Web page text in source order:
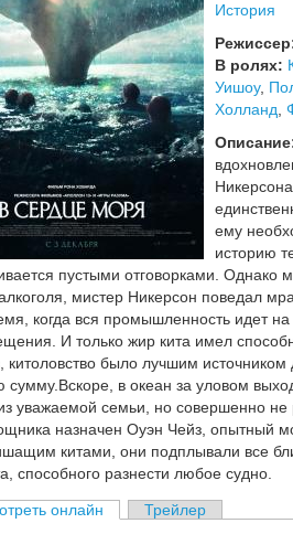
История
В ролях:
Уишоу,
Холланд
ему
историю
пустыми отговорками. Однако
мистер Никерсон поведал
когда вся промышленность идет
И только жир кита имел
китоловство было лучшим
сумму.Вскоре, в океан за уловом
уважаемой семьи, но совершенно
назначен Оуэн Чейз, опытный
китами, они подплывали все
способного разнести любое судно.
онлайн Трейлер